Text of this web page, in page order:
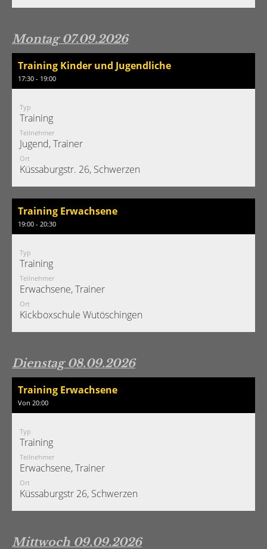
Montag 07.09.2026
Training Kinder und Jugendliche
17:30 - 19:00
Typ
Training
Teilnehmer
Jugend, Trainer
Ort
Küssaburgstr. 26, Schwerzen
Training Erwachsene
19:00 - 20:30
Typ
Training
Teilnehmer
Erwachsene, Trainer
Ort
Kickboxschule Wutöschingen
Dienstag 08.09.2026
Training Erwachsene
Von 20:00
Typ
Training
Teilnehmer
Erwachsene, Trainer
Ort
Küssaburgstr 26, Schwerzen
Mittwoch 09.09.2026